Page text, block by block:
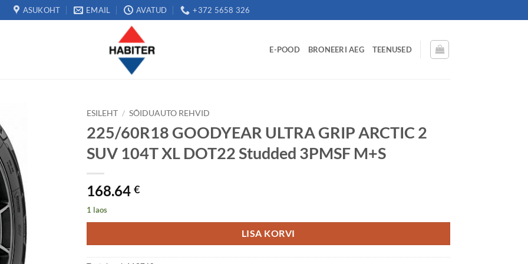
ASUKOHT EMAIL AVATUD +372 5658 326
E-POOD BRONEERI AEG TEENUSED
ESILEHT / SÕIDUAUTO REHVID
225/60R18 GOODYEAR ULTRA GRIP ARCTIC 2
SUV 104T XL DOT22 Studded 3PMSF M+S
168.64 €
1 laos
LISA KORVI